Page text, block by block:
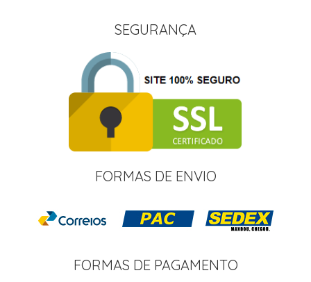
SEGURANÇA
FORMAS DE ENVIO
FORMAS DE PAGAMENTO